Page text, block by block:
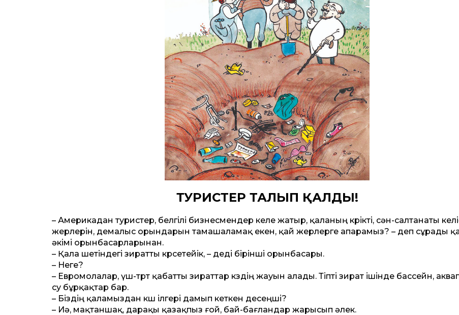
ТУРИСТЕР ТАЛЫП ҚАЛДЫ!
– Америкадан туристер, белгілі бизнесмендер келе жатыр, қаланың көрікті, сән-салтанаты
жерлерін, демалыс орындарын тамашаламақ екен, қай жерлерге апарамыз? – деп сұрады
әкімі орынбасарларынан.
– Қала шетіндегі зират­ты көрсетейік, – деді бірінші орынбасары.
– Неге?
– Евромолалар, үш-төрт қабат­ты зират­тар көздің жауын алады. Тіпті зират ішінде бассейн,
су бұрқақтар бар.
– Біздің қаламыздан көш ілгері дамып кеткен десеңші?
– Иә, мақтаншақ, дарақы қазақпыз ғой, бай-бағландар жарысып әлек.